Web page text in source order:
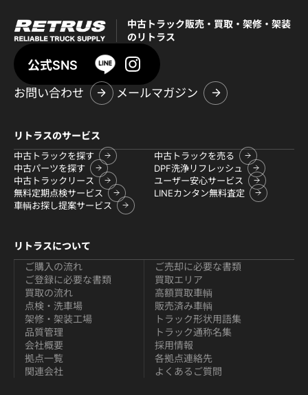
中古トラック販売・買取・架修・架装
のリトラス
公式SNS
お問い合わせ
メールマガジン
リトラスのサービス
中古トラックを探す
中古トラックを売る
中古パーツを探す
DPF洗浄リフレッシュ
中古トラックリース
ユーザー安心サービス
無料定期点検サービス
LINEカンタン無料査定
車輌お探し提案サービス
リトラスについて
ご購入の流れ
ご登録に必要な書類
買取の流れ
ご売却に必要な書類
買取エリア
高額買取車輌
点検・洗車場
架修・架装工場
品質管理
販売済み車輌
トラック形状用語集
トラック通称名集
会社概要
拠点一覧
関連会社
採用情報
各拠点連絡先
よくあるご質問